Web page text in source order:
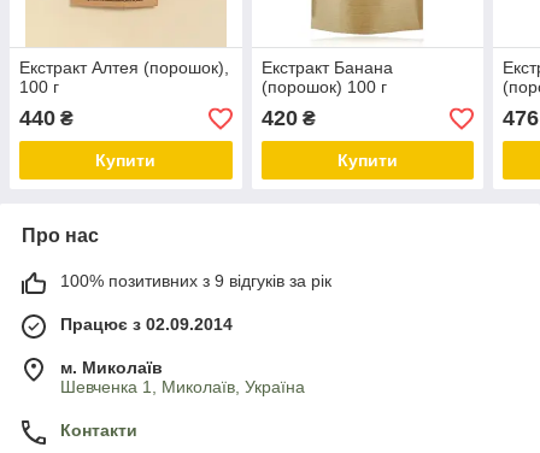
Екстракт Алтея (порошок),
100 г
440 ₴
Купити
Екстракт Банана
(порошок) 100 г
420₴
Купити
476
Про нас
100% позитивних з 9 відгуків за рік
Працює з 02.09.2014
м. Миколаїв
Шевченка 1, Миколаїв, Україна
Контакти